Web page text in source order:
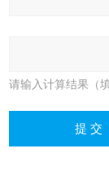
请输入计算结果（